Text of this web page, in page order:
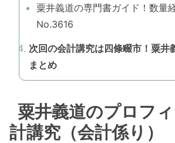
粟井義道の専門書ガイド！数量
No.3616
次回の会計講究は四條畷市！粟井
まとめ
粟井義道のプロフ
計講究（会計係り）